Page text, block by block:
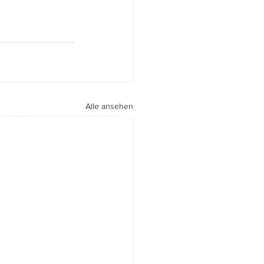
Alle ansehen
walter.gasperi@film-netz.com